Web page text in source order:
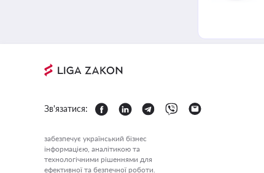
Зв'язатися:
забезпечує український бізнес
інформацією, аналітикою та
технологічними рішеннями для
ефективної та безпечної роботи.